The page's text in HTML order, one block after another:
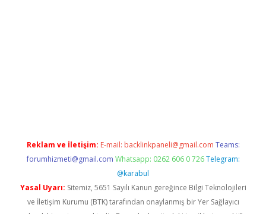
Reklam ve İletişim: E-mail: backlinkpaneli@gmail.com Teams:
forumhizmeti@gmail.com Whatsapp: 0262 606 0 726 Telegram:
@karabul
Yasal Uyarı: Sitemiz, 5651 Sayılı Kanun gereğince Bilgi Teknolojileri
ve İletişim Kurumu (BTK) tarafından onaylanmış bir Yer Sağlayıcı